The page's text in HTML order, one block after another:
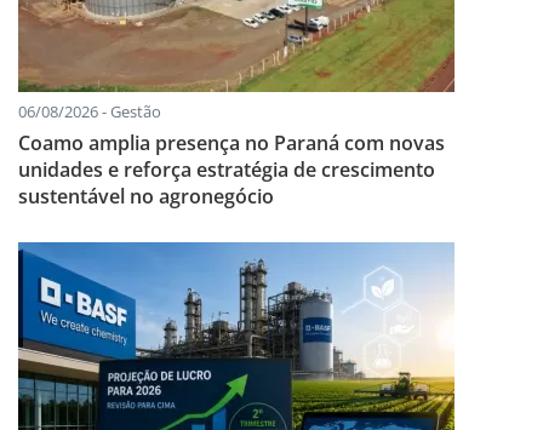
06/08/2026 - Gestão
Coamo amplia presença no Paraná com novas
unidades e reforça estratégia de crescimento
sustentável no agronegócio